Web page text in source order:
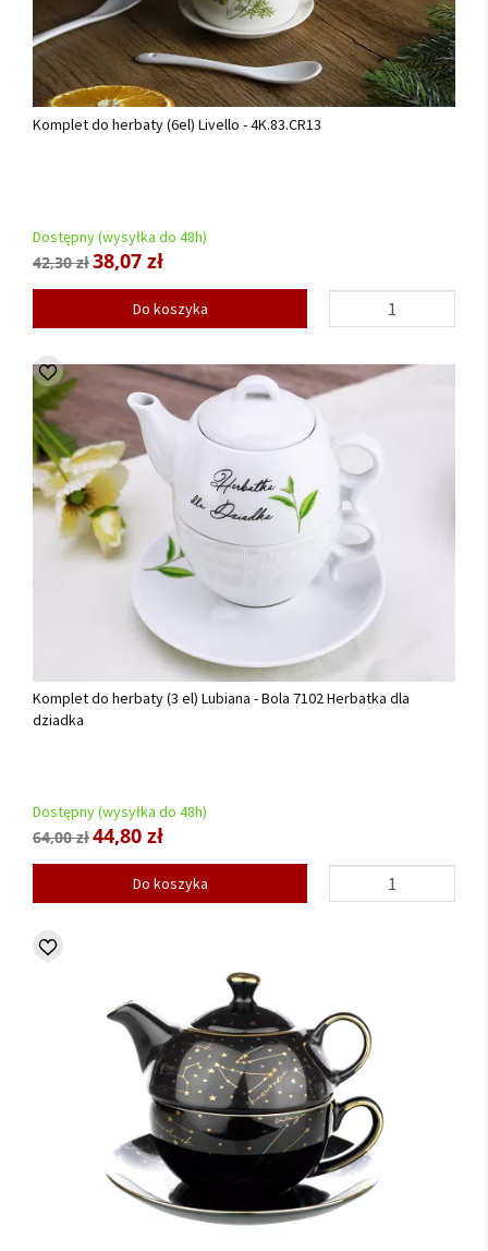
Komplet do herbaty (6el) Livello - 4K.83.CR13
Dostępny (wysyłka do 48h)
42,30 zł38,07 zł
Do koszyka
Komplet do herbaty (3 el) Lubiana - Bola 7102 Herbatka dla
dziadka
Dostępny (wysyłka do 48h)
64,00 zł44,80 zł
Do koszyka